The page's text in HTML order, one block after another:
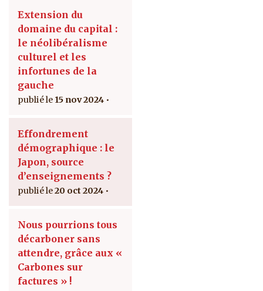
Extension du
domaine du capital :
le néolibéralisme
culturel et les
infortunes de la
gauche
15 nov 2024
Effondrement
démographique : le
Japon, source
d’enseignements ?
20 oct 2024
Nous pourrions tous
décarboner sans
attendre, grâce aux «
Carbones sur
factures » !